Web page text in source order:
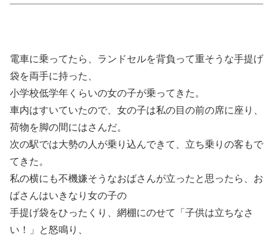
電車に乗ってたら、ランドセルを背負って重そうな手提げ
袋を両手に持った、
小学校低学年くらいの女の子が乗ってきた。
車内はすいていたので、女の子は私の目の前の席に座り、
荷物を脚の間にはさんだ。
次の駅では大勢の人が乗り込んできて、立ち乗りの客もで
てきた。
私の横にも不機嫌そうなおばさんが立ったと思ったら、お
ばさんはいきなり女の子の
手提げ袋をひったくり、網棚にのせて「子供は立ちなさ
い！」と怒鳴り、